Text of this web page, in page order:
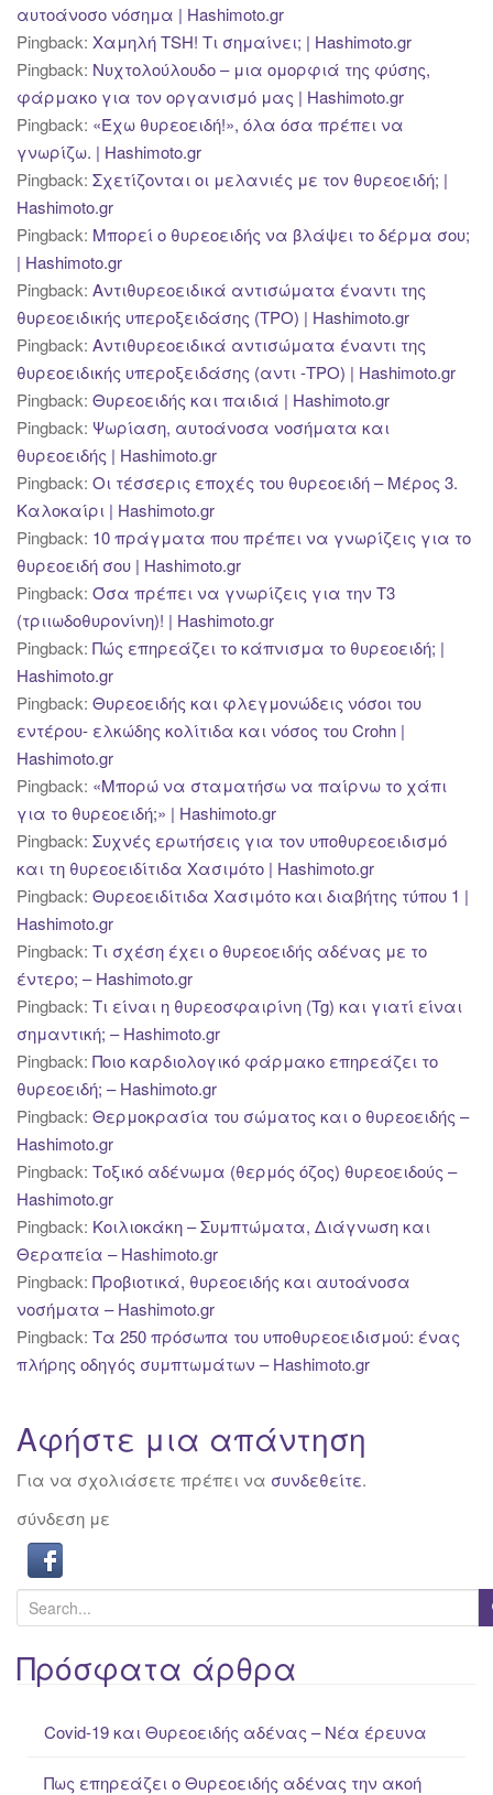
αυτοάνοσο νόσημα | Hashimoto.gr
Pingback: Χαμηλή TSH! Τι σημαίνει; | Hashimoto.gr
Pingback: Νυχτολούλουδο – μια ομορφιά της φύσης,
φάρμακο για τον οργανισμό μας | Hashimoto.gr
Pingback: «Έχω θυρεοειδή!», όλα όσα πρέπει να
γνωρίζω. | Hashimoto.gr
Pingback: Σχετίζονται οι μελανιές με τον θυρεοειδή; |
Hashimoto.gr
Pingback: Μπορεί ο θυρεοειδής να βλάψει το δέρμα σου;
| Hashimoto.gr
Pingback: Αντιθυρεοειδικά αντισώματα έναντι της
θυρεοειδικής υπεροξειδάσης (TPO) | Hashimoto.gr
Pingback: Αντιθυρεοειδικά αντισώματα έναντι της
θυρεοειδικής υπεροξειδάσης (αντι -TPO) | Hashimoto.gr
Pingback: Θυρεοειδής και παιδιά | Hashimoto.gr
Pingback: Ψωρίαση, αυτοάνοσα νοσήματα και
θυρεοειδής | Hashimoto.gr
Pingback: Οι τέσσερις εποχές του θυρεοειδή – Μέρος 3.
Καλοκαίρι | Hashimoto.gr
Pingback: 10 πράγματα που πρέπει να γνωρίζεις για το
θυρεοειδή σου | Hashimoto.gr
Pingback: Όσα πρέπει να γνωρίζεις για την Τ3
(τριιωδοθυρονίνη)! | Hashimoto.gr
Pingback: Πώς επηρεάζει το κάπνισμα το θυρεοειδή; |
Hashimoto.gr
Pingback: Θυρεοειδής και φλεγμονώδεις νόσοι του
εντέρου- ελκώδης κολίτιδα και νόσος του Crohn |
Hashimoto.gr
Pingback: «Μπορώ να σταματήσω να παίρνω το χάπι
για το θυρεοειδή;» | Hashimoto.gr
Pingback: Συχνές ερωτήσεις για τον υποθυρεοειδισμό
και τη θυρεοειδίτιδα Χασιμότο | Hashimoto.gr
Pingback: Θυρεοειδίτιδα Χασιμότο και διαβήτης τύπου 1 |
Hashimoto.gr
Pingback: Τι σχέση έχει ο θυρεοειδής αδένας με το
έντερο; – Hashimoto.gr
Pingback: Τι είναι η θυρεοσφαιρίνη (Tg) και γιατί είναι
σημαντική; – Hashimoto.gr
Pingback: Ποιο καρδιολογικό φάρμακο επηρεάζει το
θυρεοειδή; – Hashimoto.gr
Pingback: Θερμοκρασία του σώματος και ο θυρεοειδής –
Hashimoto.gr
Pingback: Τοξικό αδένωμα (θερμός όζος) θυρεοειδούς –
Hashimoto.gr
Pingback: Κοιλιοκάκη – Συμπτώματα, Διάγνωση και
Θεραπεία – Hashimoto.gr
Pingback: Προβιοτικά, θυρεοειδής και αυτοάνοσα
νοσήματα – Hashimoto.gr
Pingback: Tα 250 πρόσωπα του υποθυρεοειδισμού: ένας
πλήρης οδηγός συμπτωμάτων – Hashimoto.gr
Αφήστε μια απάντηση
Για να σχολιάσετε πρέπει να συνδεθείτε.
σύνδεση με
e
a
rΠρόσφατα άρθρα
Covid-19 και Θυρεοειδής αδένας – Νέα έρευνα
Πως επηρεάζει ο Θυρεοειδής αδένας την ακοή